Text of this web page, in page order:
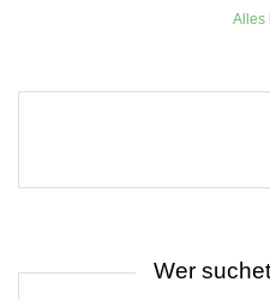
Alles
Wer